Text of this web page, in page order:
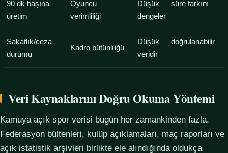
90 dk başına
üretim
Oyuncu
verimliliği
Düşük — süre farkını
dengeler
Sakatlık/ceza
durumu
Kadro bütünlüğü
Düşük — doğrulanabilir
veridir
Veri Kaynaklarını Doğru Okuma Yöntemi
Kamuya açık spor verisi bugün her zamankinden fazla.
Federasyon bültenleri, kulüp açıklamaları, maç raporları ve
açık istatistik arşivleri birlikte ele alındığında oldukça